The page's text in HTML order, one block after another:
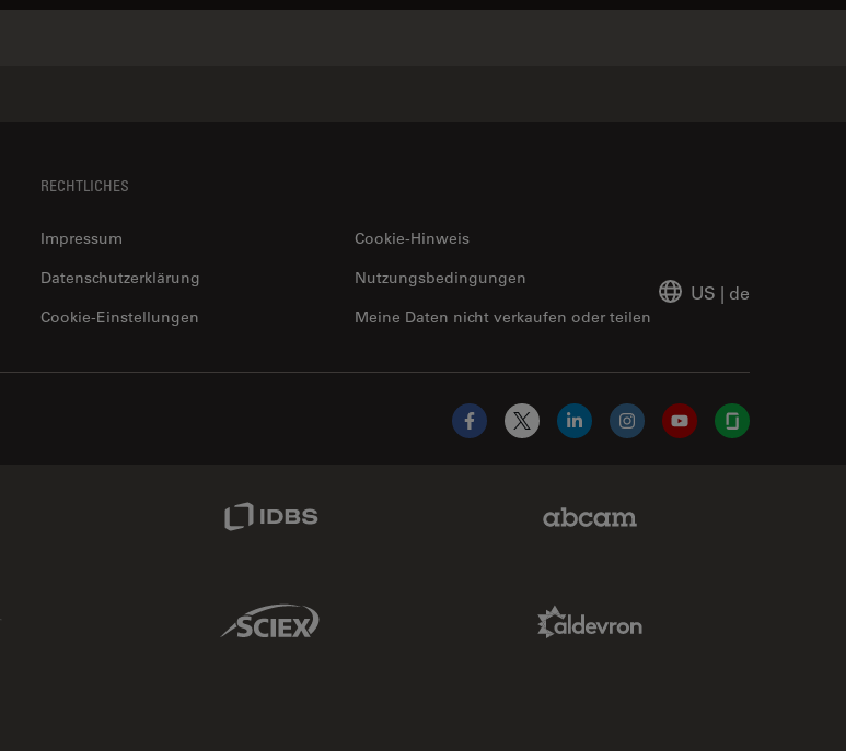
RECHTLICHES
Impressum
Cookie-Hinweis
Datenschutzerklärung
Meine Daten nicht verkaufen oder teilen
Nutzungsbedingungen
Cookie-Einstellungen
US | de
Facebook
X LinkedInInstagramYouTubeGlassdoor
Link
Sciex Link